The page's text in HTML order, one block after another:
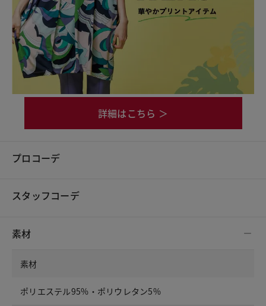
詳細はこちら ＞
プロコーデ
スタッフコーデ
素材
素材
ポリエステル95%・ポリウレタン5%